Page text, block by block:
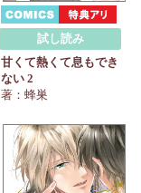
試し読み
甘くて熱くて息もでき
ない 2
著：蜂巣